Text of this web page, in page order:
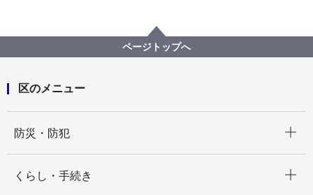
ページトップへ
区のメニュー
防災・防犯
くらし・手続き